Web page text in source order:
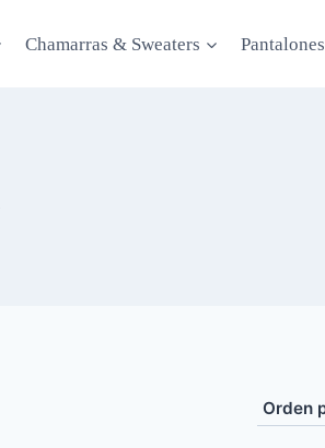
Chamarras & Sweaters Pantalones